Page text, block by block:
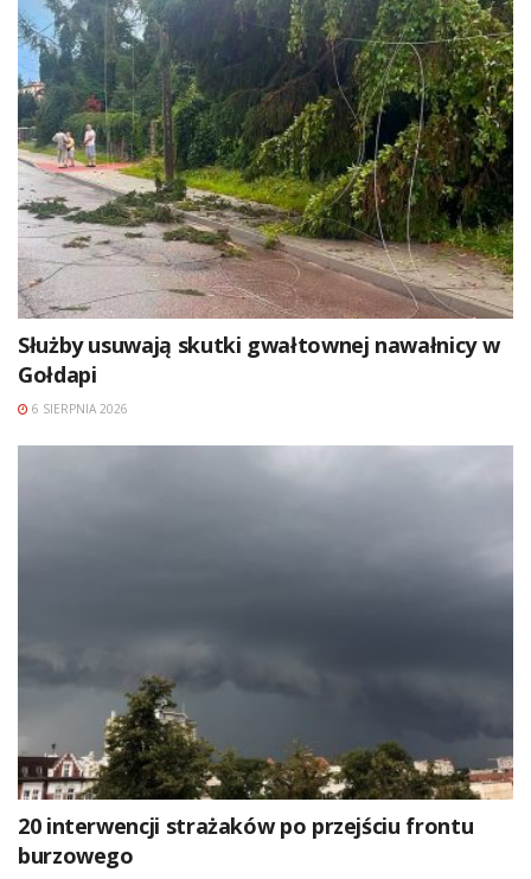
Służby usuwają skutki gwałtownej nawałnicy w
Gołdapi
6 SIERPNIA 2026
20 interwencji strażaków po przejściu frontu
burzowego